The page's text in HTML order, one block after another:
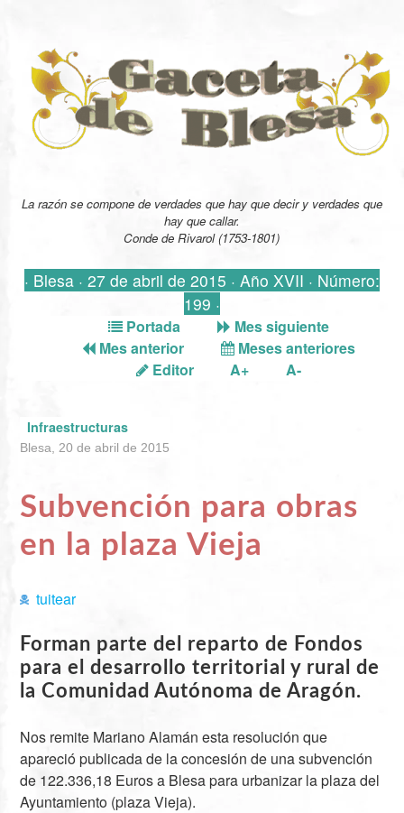
La razón se compone de verdades que hay que decir y verdades que
hay que callar.
Conde de Rivarol (1753-1801)
· Blesa · 27 de abril de 2015 · Año XVII · Número:
199 ·
Portada
Mes siguiente
Mes anterior
Meses anteriores
Editor
A+ A-
Infraestructuras
Blesa, 20 de abril de 2015
Subvención para obras
en la plaza Vieja
tuitear
Forman parte del reparto de Fondos
para el desarrollo territorial y rural de
la Comunidad Autónoma de Aragón.
Nos remite Mariano Alamán esta resolución que
apareció publicada de la concesión de una subvención
de 122.336,18 Euros a Blesa para urbanizar la plaza del
Ayuntamiento (plaza Vieja).